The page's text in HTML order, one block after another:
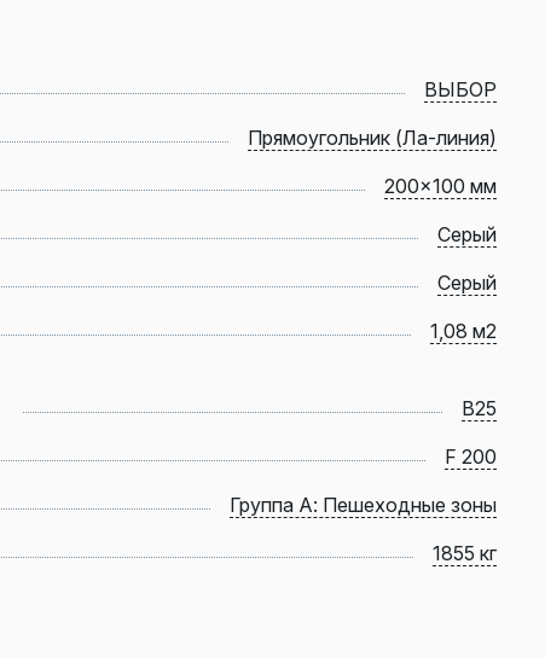
ВЫБОР
Прямоугольник (Ла-линия)
200x100 мм
Серый
Серый
1,08 м2
B25
F 200
Группа А: Пешеходные зоны
1855 кг